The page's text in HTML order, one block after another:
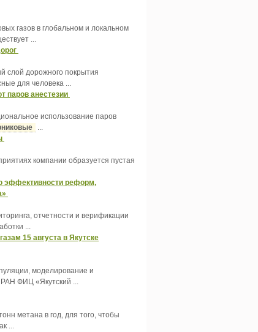
газов в глобальном и локальном
...
слой дорожного покрытия
для человека ...
паров анестезии
использование паров
...
компании образуется пустая
эффективности реформ,
отчетности и верификации
...
15 августа в Якутске
моделирование и
ФИЦ «Якутский ...
метана в год, для того, чтобы
...